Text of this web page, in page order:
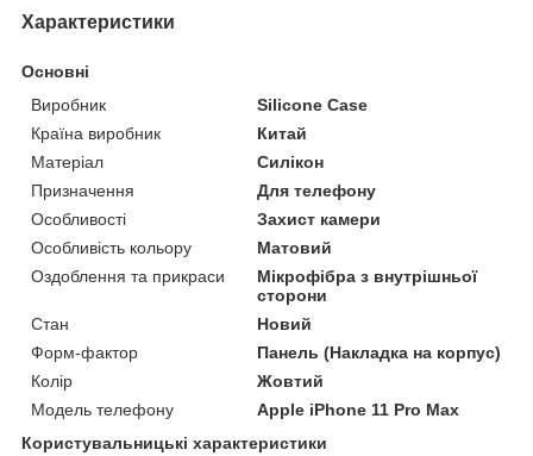
Характеристики
Основні
Виробник
Silicone Case
Країна виробник
Китай
Матеріал
Силікон
Призначення
Для телефону
Особливості
Захист камери
Особливість кольору
Матовий
Оздоблення та прикраси
Мікрофібра з внутрішньої
сторони
Стан
Новий
Форм-фактор
Панель (Накладка на корпус)
Колір
Жовтий
Модель телефону
Apple iPhone 11 Pro Max
Користувальницькі характеристики